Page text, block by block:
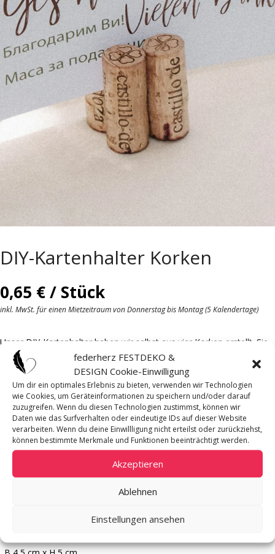
federherz FESTDEKO &
DESIGN Cookie-Einwilligung
Um dir ein optimales Erlebnis zu bieten, verwenden wir Technologien
wie Cookies, um Geräteinformationen zu speichern und/oder darauf
zuzugreifen. Wenn du diesen Technologien zustimmst, können wir
Daten wie das Surfverhalten oder eindeutige IDs auf dieser Website
verarbeiten. Wenn du deine Einwillligung nicht erteilst oder zurückziehst,
können bestimmte Merkmale und Funktionen beeinträchtigt werden.
Akzeptieren
Ablehnen
Einstellungen ansehen
DIY-Kartenhalter Korken
0,65 €/ Stück
inkl. MwSt. für einen Mietzeitraum von Donnerstag bis Montag (5 Kalendertage)
Unser DIY-Kartenhalter haben wir selbst aus vier Korken erstellt. Sie
sind der perfekte rustikale Akzent für eure Tischdekoration. Einfach
Karten oder Fotos hineinstecken und präsentieren.
Wir haben eine Mischung aus Wein- und Champagnerkorken.
Mietpreis pro
Stück
52